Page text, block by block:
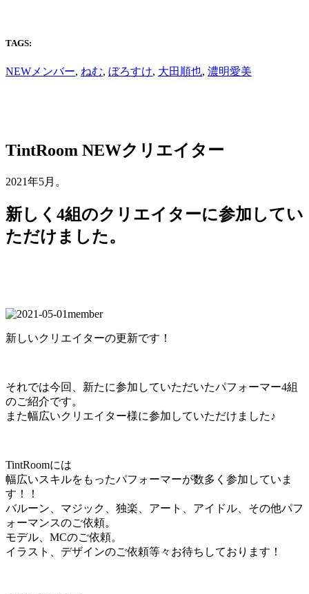
TAGS:
NEWメンバー, ねむ, ぼろすけ, 大田順也, 濃明愛美
TintRoom NEWクリエイター
2021年5月。
新しく4組のクリエイターに参加してい
ただけました。
新しいクリエイターの更新です！
それでは今回、新たに参加していただいたパフォーマー4組
のご紹介です。
また幅広いクリエイター様に参加していただけました♪
TintRoomには
幅広いスキルをもったパフォーマーが数多く参加していま
す！！
バルーン、マジック、独楽、アート、アイドル、その他パフ
ォーマンスのご依頼。
モデル、MCのご依頼。
イラスト、デザインのご依頼等々お待ちしております！